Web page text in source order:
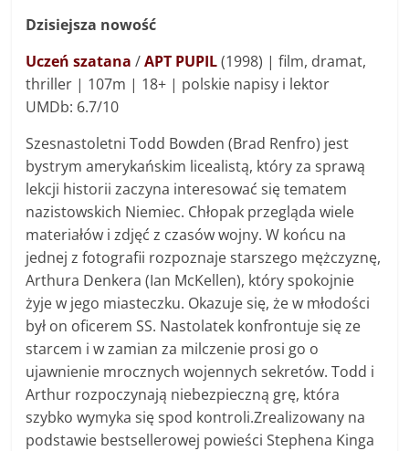
Dzisiejsza nowość
Uczeń szatana /APT PUPIL(1998) | film, dramat,
thriller | 107m | 18+ | polskie napisy i lektor
UMDb: 6.7/10
Szesnastoletni Todd Bowden (Brad Renfro) jest
bystrym amerykańskim licealistą, który za sprawą
lekcji historii zaczyna interesować się tematem
nazistowskich Niemiec. Chłopak przegląda wiele
materiałów i zdjęć z czasów wojny. W końcu na
jednej z fotografii rozpoznaje starszego mężczyznę,
Arthura Denkera (Ian McKellen), który spokojnie
żyje w jego miasteczku. Okazuje się, że w młodości
był on oficerem SS. Nastolatek konfrontuje się ze
starcem i w zamian za milczenie prosi go o
ujawnienie mrocznych wojennych sekretów. Todd i
Arthur rozpoczynają niebezpieczną grę, która
szybko wymyka się spod kontroli.Zrealizowany na
podstawie bestsellerowej powieści Stephena Kinga